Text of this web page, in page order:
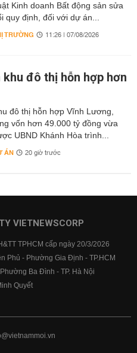
Kinh doanh Bất động sản sửa
quy định, đối với dự án...
TRƯỜNG 11:26 | 07/08/2026
đô thị hỗn hợp hơn
đô thị hỗn hợp Vĩnh Lương,
vốn hơn 49.000 tỷ đồng vừa
UBND Khánh Hòa trình...
ÁN 20 giờ trước
VIETNEWSCORP
TPHCM cấp ngày 20/3/2026
Phủ - Phường Gia Định - TP.HCM
Ba Đình - TP. Hà Nội
Quyết